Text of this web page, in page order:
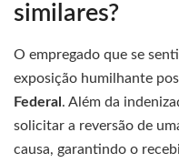
similares?
O empregado que se
exposição humilhante
Federal . Além da
solicitar a reversão de
causa, garantindo o